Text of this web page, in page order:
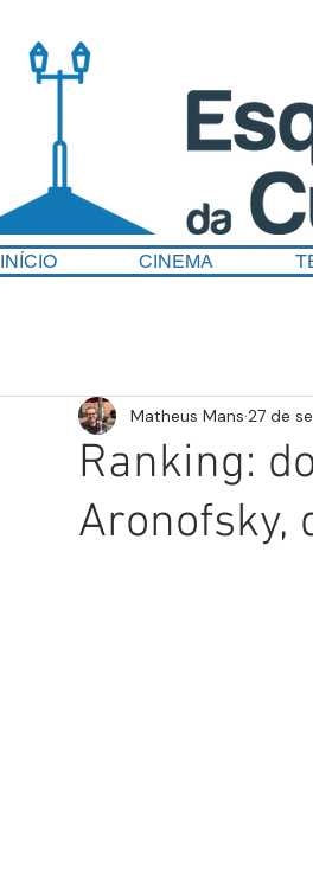
INÍCIO CINEMA
Ranking:
Aronofsky,
Matheus Mans 27 de